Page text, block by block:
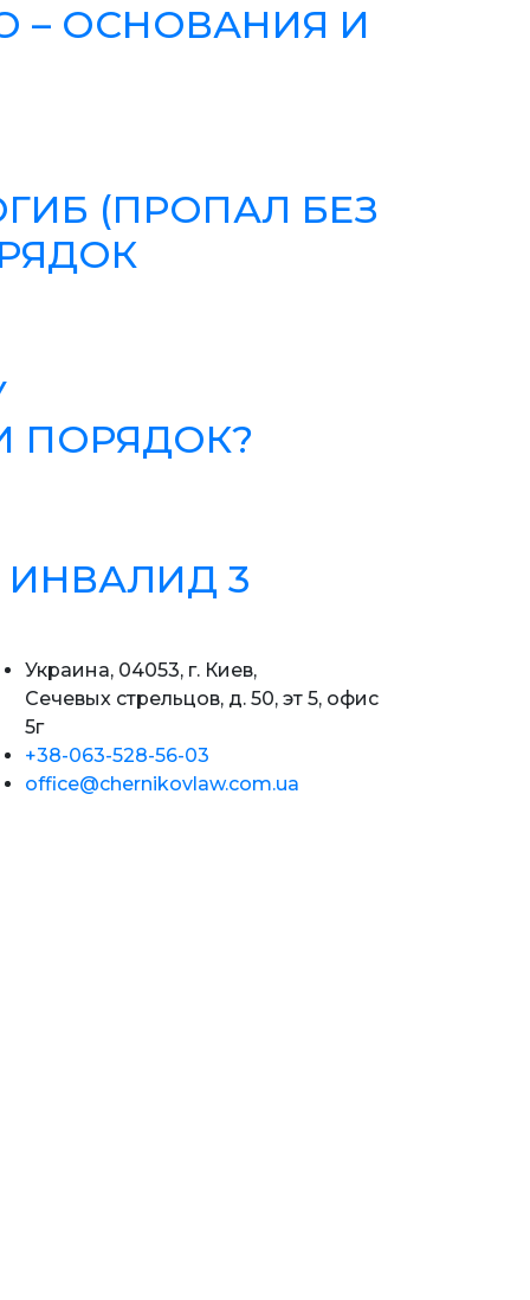
– ОСНОВАНИЯ И
(ПРОПАЛ БЕЗ
ПОРЯДОК?
3
Украина, 04053, г. Киев,
Сечевых стрельцов, д. 50, эт 5, офис
5г
+38-063-528-56-03
office@chernikovlaw.com.ua